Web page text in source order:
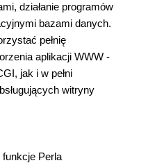
działanie programów
bazami danych.
pełnię
aplikacji WWW -
jak i w pełni
witryny
Perla